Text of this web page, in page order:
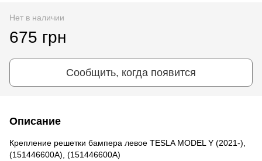
Нет в наличии
675 грн
Сообщить, когда появится
Описание
Крепление решетки бампера левое TESLA MODEL Y (2021-),
(151446600A), (151446600A)